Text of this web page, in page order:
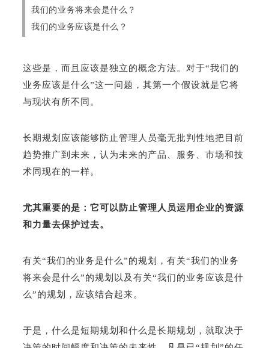
我们的业务将来会是什么？
我们的业务应该是什么？
这些是，而且应该是独立的概念方法。对于“我们的
业务应该是什么”这一问题，其第一个假设就是它将
与现状有所不同。
长期规划应该能够防止管理人员毫无批判性地把目前
趋势推广到未来，认为未来的产品、服务、市场和技
术同现在的一样。
尤其重要的是：它可以防止管理人员运用企业的资源
和力量去保护过去。
有关“我们的业务是什么”的规划，有关“我们的业务
将来会是什么”的规划以及有关“我们的业务应该是什
么”的规划，应该结合起来。
于是，什么是短期规划和什么是长期规划，就取决于